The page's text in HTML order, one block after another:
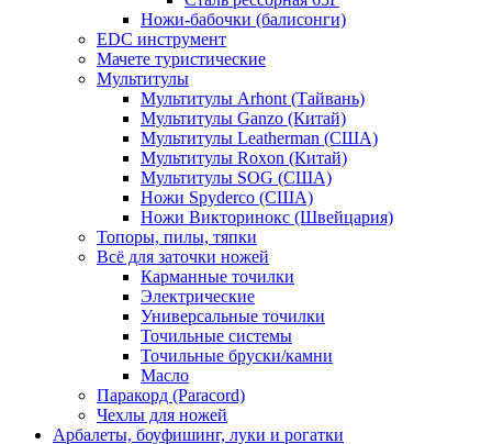
Ножи-бабочки (балисонги)
EDC инструмент
Мачете туристические
Мультитулы
Мультитулы Arhont (Тайвань)
Мультитулы Ganzo (Китай)
Мультитулы Leatherman (США)
Мультитулы Roxon (Китай)
Мультитулы SOG (США)
Ножи Spyderco (США)
Ножи Викторинокс (Швейцария)
Топоры, пилы, тяпки
Всё для заточки ножей
Карманные точилки
Электрические
Универсальные точилки
Точильные системы
Точильные бруски/камни
Масло
Паракорд (Paracord)
Чехлы для ножей
Арбалеты, боуфишинг, луки и рогатки